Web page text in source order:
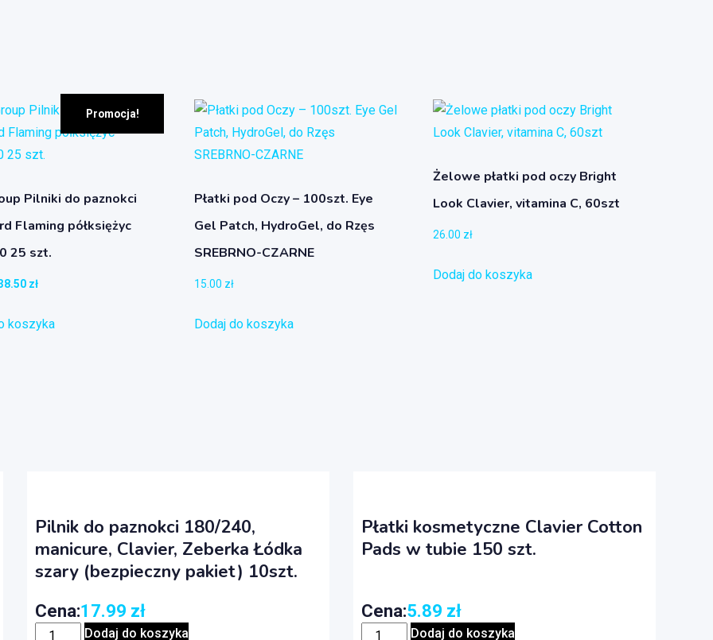
Promocja!
Pilniki do paznokci
Flaming półksiężyc
25 szt.
zł
koszyka
Płatki pod Oczy – 100szt. Eye
Gel Patch, HydroGel, do Rzęs
SREBRNO-CZARNE
15.00 zł
Dodaj do koszyka
Żelowe płatki pod oczy Bright
Look Clavier, vitamina C, 60szt
26.00 zł
Dodaj do koszyka
Pilnik do paznokci 180/240,
manicure, Clavier, Zeberka Łódka
szary (bezpieczny pakiet) 10szt.
Cena:17.99 zł
Dodaj do koszyka
Płatki kosmetyczne Clavier Cotton
Pads w tubie 150 szt.
Cena:5.89 zł
Dodaj do koszyka